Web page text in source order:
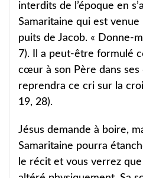
interdits de l’époque en
Samaritaine qui est venue
puits de Jacob. « Donne-
7). Il a peut-être formulé
cœur à son Père dans ses
reprendra ce cri sur la
19, 28).
Jésus demande à boire,
Samaritaine pourra
le récit et vous verrez